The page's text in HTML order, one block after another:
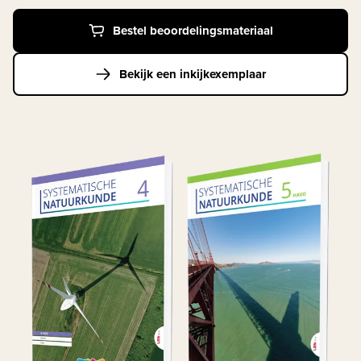
Bestel beoordelingsmateriaal
Bekijk een inkijkexemplaar